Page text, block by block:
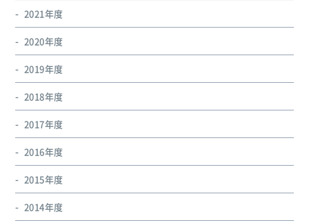
2021年度
2020年度
2019年度
2018年度
2017年度
2016年度
2015年度
2014年度